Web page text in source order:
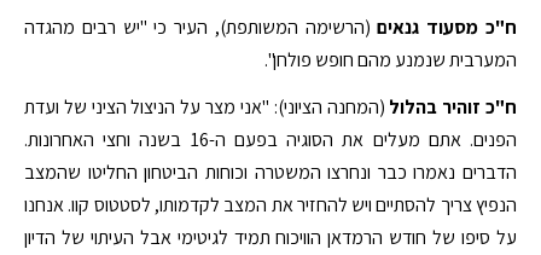
ח"כ מסעוד גנאים(הרשימה המשותפת), העיר כי "יש רבים מהגדה
המערבית שנמנע מהם חופש פולחן".
ח"כ זוהיר בהלול (המחנה הציוני): "אני מצר על הניצול הציני של ועדת
הפנים. אתם מעלים את הסוגיה בפעם ה-16 בשנה וחצי האחרונות.
הדברים נאמרו כבר ונחרצו המשטרה וכוחות הביטחון החליטו שהמצב
הנפיץ צריך להסתיים ויש להחזיר את המצב לקדמותו, לסטטוס קוו. אנחנו
על סיפו של חודש הרמדאן הוויכוח תמיד לגיטימי אבל העיתוי של הדיון